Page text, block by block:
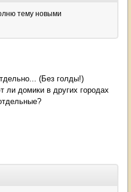
тему новыми
(Без голды!)
ли домики в других городах